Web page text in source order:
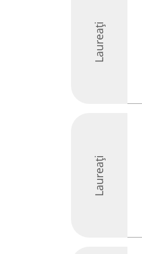
Laureați
Laureați